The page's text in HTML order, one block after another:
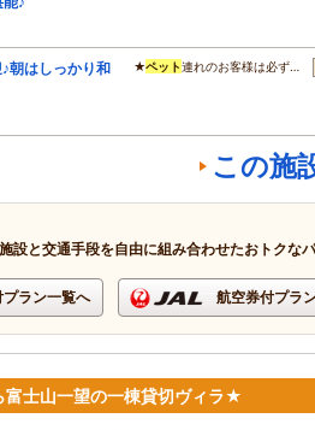
♪朝はしっかり和
★ペット連れのお客様は必ず…
この施
設と交通手段を自由に組み合わせたおトクな
ラン一覧へ 航空券付プラ
士山一望の一棟貸切ヴィラ★